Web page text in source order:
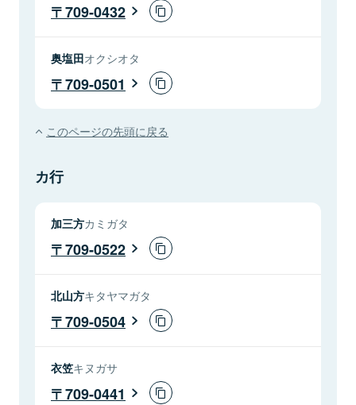
709-0432
奥塩田オクシオタ
709-0501
このページの先頭に戻る
カ行
加三方カミガタ
709-0522
北山方キタヤマガタ
709-0504
衣笠キヌガサ
709-0441